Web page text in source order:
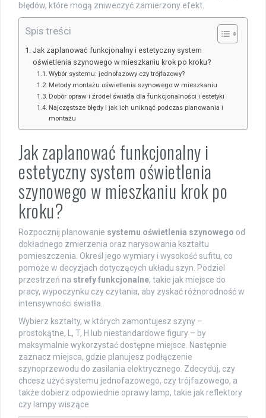
błędów, które mogą zniweczyć zamierzony efekt.
Spis treści
Jak zaplanować funkcjonalny i estetyczny system
oświetlenia szynowego w mieszkaniu krok po kroku?
Wybór systemu: jednofazowy czy trójfazowy?
Metody montażu oświetlenia szynowego w mieszkaniu
Dobór opraw i źródeł światła dla funkcjonalności i estetyki
Najczęstsze błędy i jak ich uniknąć podczas planowania i
montażu
Jak zaplanować funkcjonalny i
estetyczny system oświetlenia
szynowego w mieszkaniu krok po
kroku?
Rozpocznij planowanie systemu oświetlenia szynowego od
dokładnego zmierzenia oraz narysowania kształtu
pomieszczenia. Określ jego wymiary i wysokość sufitu, co
pomoże w decyzjach dotyczących układu szyn. Podziel
przestrzeń na strefy funkcjonalne, takie jak miejsce do
pracy, wypoczynku czy czytania, aby zyskać różnorodność w
intensywności światła.
Wybierz kształty, w których zamontujesz szyny –
prostokątne, L, T, H lub niestandardowe figury – by
maksymalnie wykorzystać dostępne miejsce. Następnie
zaznacz miejsca, gdzie planujesz podłączenie
szynoprzewodu do zasilania elektrycznego. Zdecyduj, czy
chcesz użyć systemu jednofazowego, czy trójfazowego, a
także dobierz odpowiednie oprawy lamp, takie jak reflektory
czy lampy wiszące.